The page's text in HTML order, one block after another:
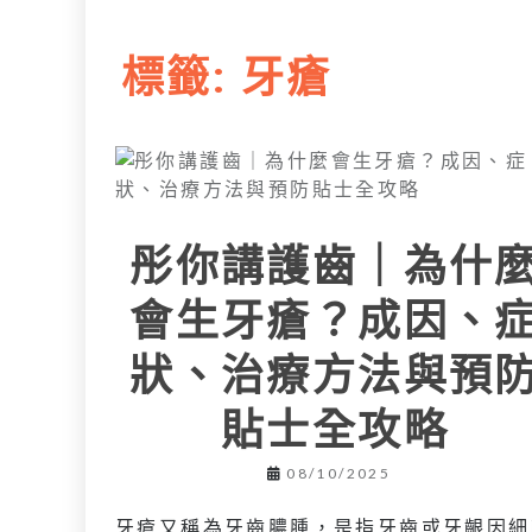
標籤: 牙瘡
彤你講護齒｜為什
會生牙瘡？成因、
狀、治療方法與預
貼士全攻略
08/10/2025
牙瘡又稱為牙齒膿腫，是指牙齒或牙齦因細